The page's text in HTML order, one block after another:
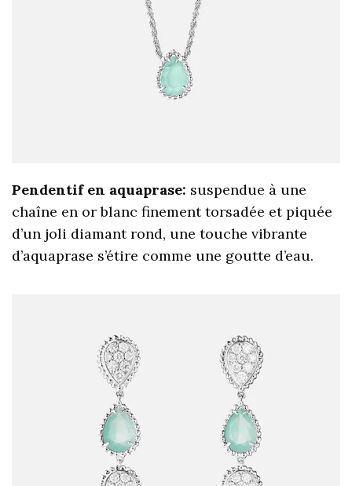
Pendentif en aquaprase: suspendue à une
chaîne en or blanc finement torsadée et piquée
d’un joli diamant rond, une touche vibrante
d’aquaprase s’étire comme une goutte d’eau.